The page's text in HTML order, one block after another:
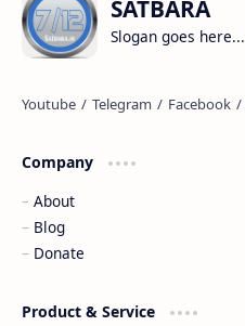
SATBARA
Slogan goes here...
Company
About
Blog
Donate
Product & Service